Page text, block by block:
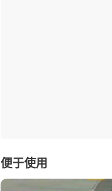
便于使用